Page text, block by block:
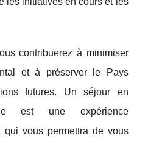
contribuerez à minimiser
et à préserver le Pays
futures. Un séjour en
est une expérience
qui vous permettra de vous